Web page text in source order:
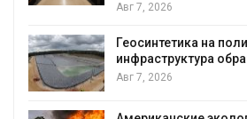
Авг 7, 2026
Геосинтетика на
инфраструктура
Авг 7, 2026